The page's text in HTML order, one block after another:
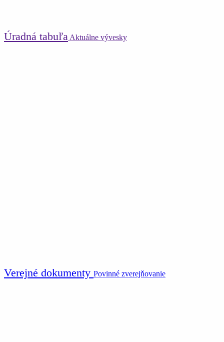
Úradná tabuľa Aktuálne vývesky
Verejné dokumenty Povinné zverejňovanie